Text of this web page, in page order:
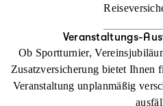
Lassen Sie sich Ihr individuelles
Nachdem Sie alles in Ruhe
uns die Unterlagen ausgefüllt und
Veranstaltungs-
Ob Sportturnier,
Zusatzversicherung bietet Ihnen
Veranstaltung unplanmäßig